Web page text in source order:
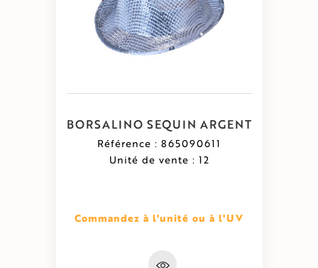
BORSALINO SEQUIN ARGENT
Référence : 865090611
Unité de vente : 12
Commandez à l'unité ou à l'UV